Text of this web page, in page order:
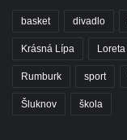
basket divadlo
Krásná Lípa Loreta
Rumburk sport
Šluknov škola